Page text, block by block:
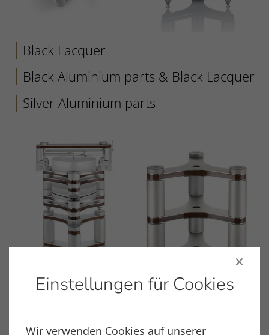
Black Lacquer
Black Aluminium parts & Black Lacquer
Silver Aluminium parts
Einstellungen für Cookies
Wir verwenden Cookies auf unserer